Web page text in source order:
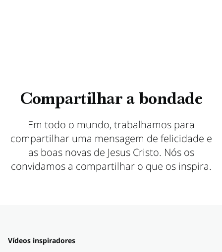
Compartilhar a bondade
Em todo o mundo, trabalhamos para
compartilhar uma mensagem de felicidade e
as boas novas de Jesus Cristo. Nós os
convidamos a compartilhar o que os inspira.
Vídeos inspiradores